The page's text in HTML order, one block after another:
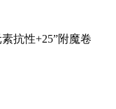
抗性+25”附魔卷